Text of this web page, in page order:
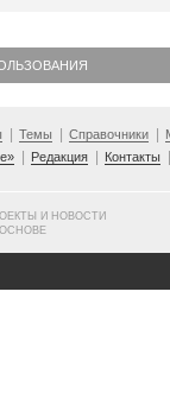
Темы Справочники
Редакция Контакты
И НОВОСТИ